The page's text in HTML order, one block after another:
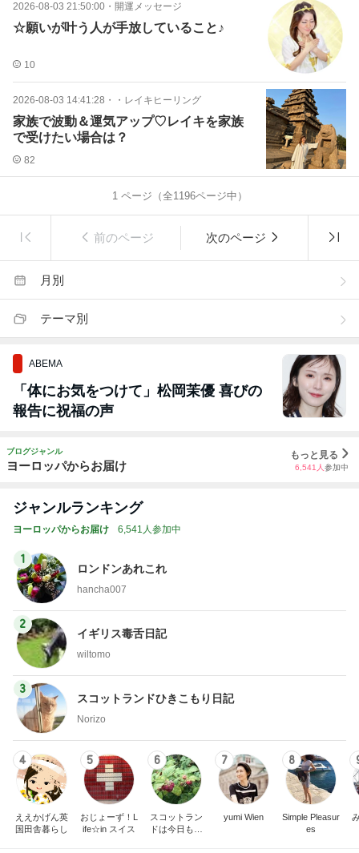
2026-08-03 21:50:00 ・ 開運メッセージ
☆願いが叶う人が手放していること♪
10
2026-08-03 14:41:28 ・ ・レイキヒーリング
家族で波動＆運気アップ♡レイキを家族
で受けたい場合は？
82
1ページ（全1196ページ中）
前のページ 次のページ
月別
テーマ別
ABEMA
「体にお気をつけて」松岡茉優 喜びの
報告に祝福の声
ブログジャンル
ヨーロッパからお届け
もっと見る
6,541 人 参加中
ジャンルランキング
ヨーロッパからお届け 6,541人参加中
1
ロンドンあれこれ
hancha007
2
イギリス毒舌日記
wiltomo
3
スコットランドひきこもり日記
Norizo
4
ええかげん英
国田舎暮らし
5
おじょーず！L
ife☆in スイス
6
スコットラン
ドは今日も曇
7
yumi Wien
8
Simple Pleasur
es